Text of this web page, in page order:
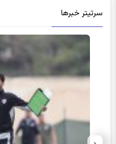
سرتیتر خبرها